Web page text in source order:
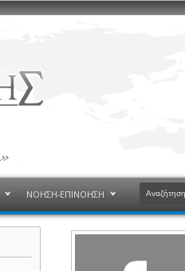
ΝΟΗΣΗ-ΕΠΙΝΟΗΣΗ